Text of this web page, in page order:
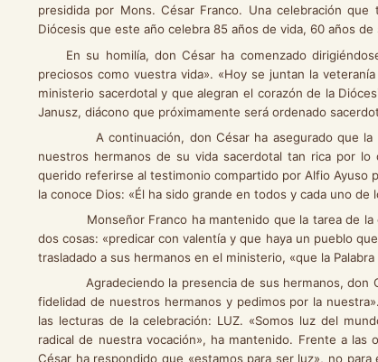
presidida por Mons. César Franco. Una celebración
Diócesis que este año celebra 85 años de vida, 60 años
En su homilía, don César ha comenzado
preciosos como vuestra vida». «Hoy se juntan la
ministerio sacerdotal y que alegran el corazón de la
Janusz, diácono que próximamente será ordenado
A continuación, don César ha asegurado que la
nuestros hermanos de su vida sacerdotal tan rica por
querido referirse al testimonio compartido por Alfio Ayuso
la conoce Dios: «Él ha sido grande en todos y cada uno de
Monseñor Franco ha mantenido que la tarea de la
dos cosas: «predicar con valentía y que haya un pueblo
trasladado a sus hermanos en el ministerio, «que la
Agradeciendo la presencia de sus hermanos, don
fidelidad de nuestros hermanos y pedimos por la
las lecturas de la celebración: LUZ. «Somos luz del
radical de nuestra vocación», ha mantenido. Frente a
César ha respondido que «estamos para ser luz», no